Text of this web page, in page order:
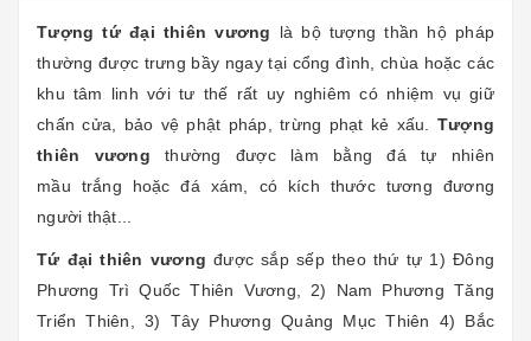
Tượng tứ đại thiên vương
là bộ tượng thần hộ pháp
thường được trưng bầy ngay tại cổng đình, chùa hoặc các
khu tâm linh với tư thế rất uy nghiêm có nhiệm vụ giữ
chấn cửa, bảo vệ phật pháp, trừng phạt kẻ xấu. Tượng
thiên vương thường được làm bằng đá tự nhiên
mầu trắng hoặc đá xám, có kích thước tương đương
người thật...
Tứ đại thiên vương được sắp sếp theo thứ tự 1) Đông
Phương Trì Quốc Thiên Vương, 2) Nam Phương Tăng
Triển Thiên, 3) Tây Phương Quảng Mục Thiên 4) Bắc